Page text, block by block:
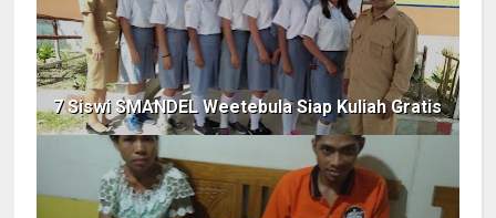
7 Siswi SMANDEL Weetebula Siap Kuliah Gratis